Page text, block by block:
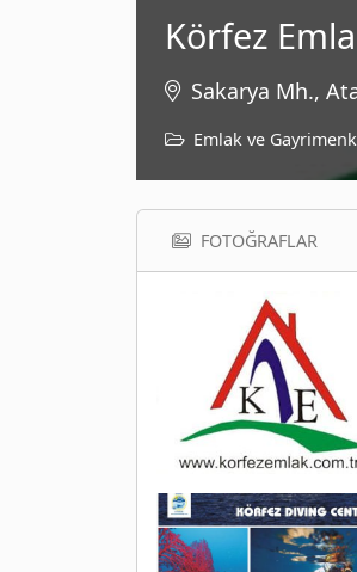
Körfez
Sakarya Mh.,
Emlak ve
FOTOĞRAFLAR